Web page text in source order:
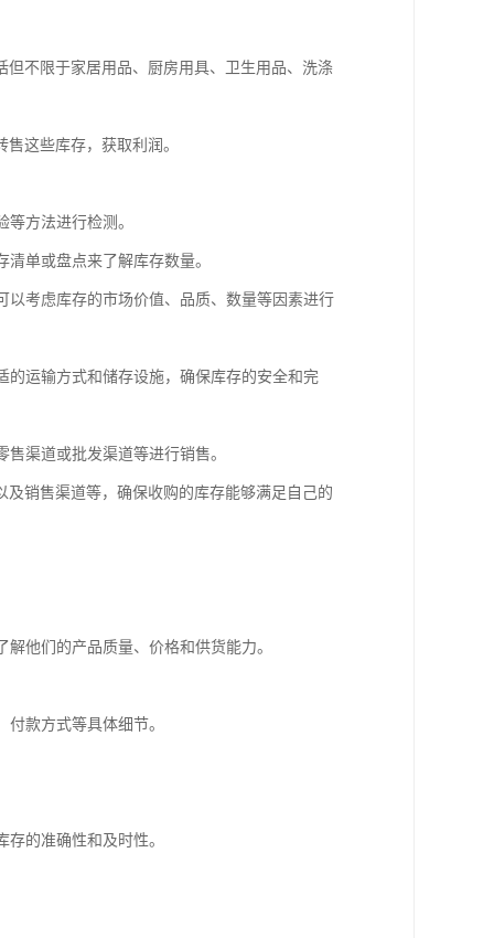
不限于家居用品、厨房用具、卫生用品、洗涤
这些库存，获取利润。
方法进行检测。
单或盘点来了解库存数量。
考虑库存的市场价值、品质、数量等因素进行
的运输方式和储存设施，确保库存的安全和完
渠道或批发渠道等进行销售。
销售渠道等，确保收购的库存能够满足自己的
他们的产品质量、价格和供货能力。
款方式等具体细节。
的准确性和及时性。